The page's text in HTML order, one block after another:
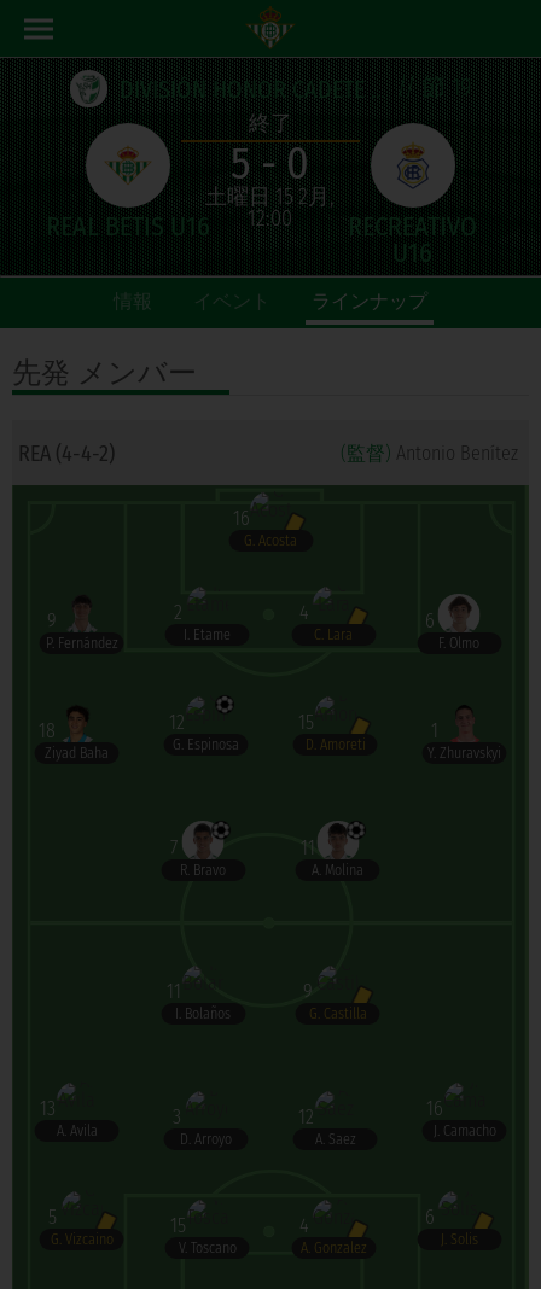
DIVISIÓN HONOR CADETE ANDALUZA // 節 19
終了
5 - 0
土曜日 15 2月,
12:00
情報 イベント ラインナップ
先発 メンバー
REA (4-4-2) (監督) Antonio Benítez
16
G. Acosta
4
C. Lara
2
I. Etame
6
F. Olmo
9
P. Fernández
15
D. Amoreti
12
G. Espinosa
1
Y. Zhuravskyi
18
Ziyad Baha
11
A. Molina
7
R. Bravo
15
V. Toscano
4
A. Gonzalez
5
G. Vizcaino
6
J. Solis
3
D. Arroyo
12
A. Saez
13
A. Avila
16
J. Camacho
11
I. Bolaños
9
G. Castilla